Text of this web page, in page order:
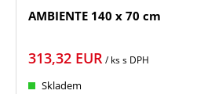
AMBIENTE 140 x 70 cm
313,32 EUR/ kss DPH
Skladem